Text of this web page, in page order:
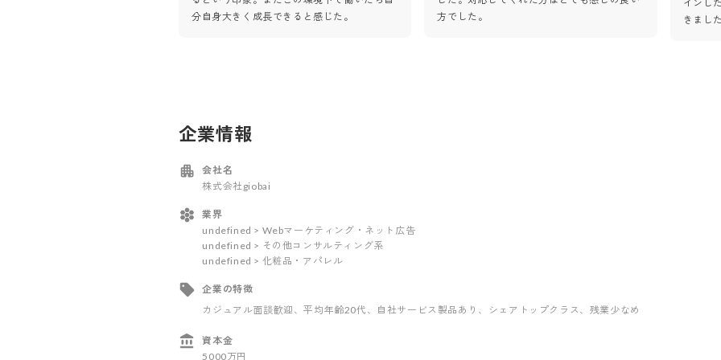
分自身大きく成長できると感じた。
方でした。
インし
きました
企業情報
会社名
株式会社giobai
業界
undefined > Webマーケティング・ネット広告
undefined > その他コンサルティング系
undefined > 化粧品・アパレル
企業の特徴
カジュアル面談歓迎、平均年齢20代、自社サービス製品あり 、シェアトップクラス 、残業少なめ
資本金
5000万円